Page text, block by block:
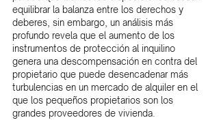
equilibrar la balanza entre los derechos y
deberes, sin embargo, un análisis más
profundo revela que el aumento de los
instrumentos de protección al inquilino
genera una descompensación en contra del
propietario que puede desencadenar más
turbulencias en un mercado de alquiler en el
que los pequeños propietarios son los
grandes proveedores de vivienda.